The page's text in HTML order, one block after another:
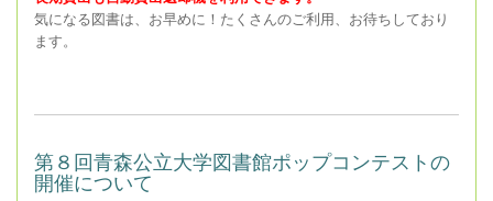
気になる図書は、お早めに！たくさんのご利用、お待ちしており
ます。
第８回青森公立大学図書館ポップコンテストの
開催について